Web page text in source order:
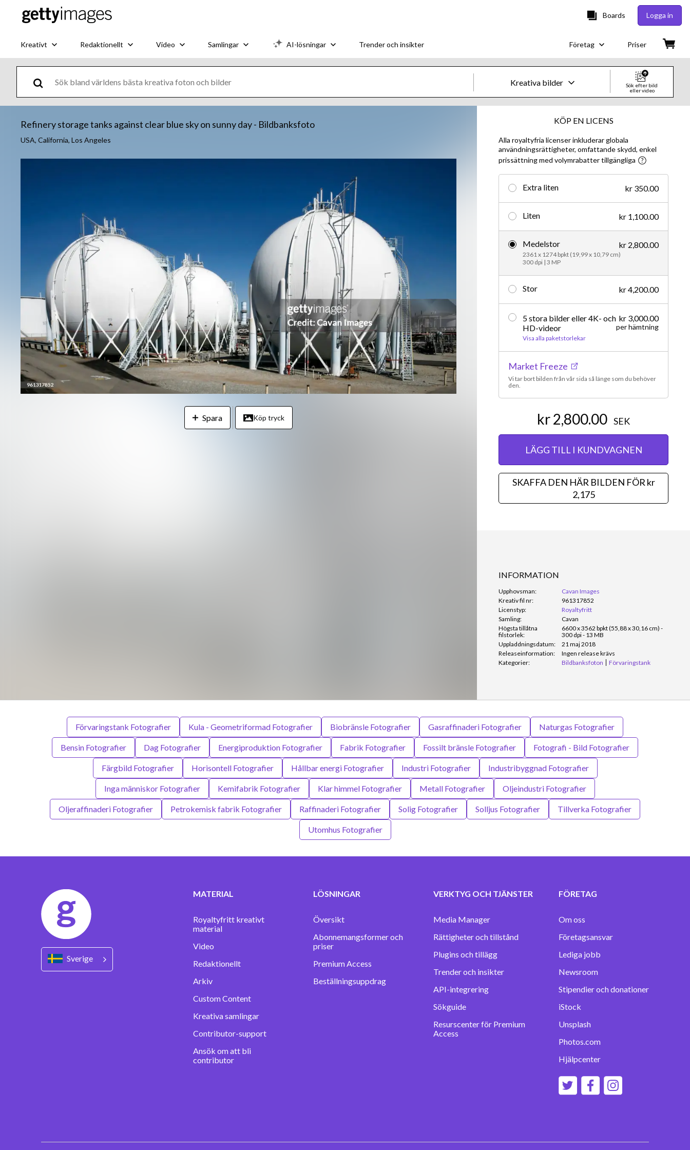
Boards Logga in
Kreativt Redaktionellt Video Samlingar AI-lösningar Trender och insikter Företag Priser
Kreativa bilder
Kreativa bilder och videor
Bilder
Kreativt
Redaktionellt
Sök efter bild
eller video
Refinery storage tanks against clear blue sky on sunny day - Bildbanksfoto
USA, California, Los Angeles
Spara Köp tryck
KÖP EN LICENS
Alla royaltyfria licenser inkluderar globala
användningsrättigheter, omfattande skydd, enkel
prissättning med volymrabatter tillgängliga
Extra liten kr 350.00
Liten kr 1,100.00
Medelstor
2361 x 1274 bpkt (19,99 x 10,79 cm)
300 dpi | 3 MP
kr 2,800.00
Stor kr 4,200.00
5 stora bilder eller 4K- och
HD-videor
Visa alla paketstorlekar
kr 3,000.00
per hämtning
Market Freeze
Vi tar bort bilden från vår sida så länge som du behöver
den.
kr 2,800.00 SEK
LÄGG TILL I KUNDVAGNEN
SKAFFA DEN HÄR BILDEN FÖR kr
2,175
INFORMATION
Upphovsman:
Cavan Images
Kreativ fil nr:
961317852
Licenstyp:
Royaltyfritt
Samling:
Cavan
Högsta tillåtna
filstorlek:
6600 x 3562 bpkt (55,88 x 30,16 cm) -
300 dpi - 13 MB
Uppladdningsdatum:
21 maj 2018
Releaseinformation:
Ingen release krävs
Kategorier:
Bildbanksfoton Förvaringstank
Förvaringstank Fotografier Kula - Geometriformad Fotografier Biobränsle Fotografier Gasraffinaderi Fotografier Naturgas Fotografier
Bensin Fotografier Dag Fotografier Energiproduktion Fotografier Fabrik Fotografier Fossilt bränsle Fotografier Fotografi - Bild Fotografier
Färgbild Fotografier Horisontell Fotografier Hållbar energi Fotografier Industri Fotografier Industribyggnad Fotografier
Inga människor Fotografier Kemifabrik Fotografier Klar himmel Fotografier Metall Fotografier Oljeindustri Fotografier
Oljeraffinaderi Fotografier Petrokemisk fabrik Fotografier Raffinaderi Fotografier Solig Fotografier Solljus Fotografier Tillverka Fotografier
Utomhus Fotografier
Sverige
MATERIAL
Royaltyfritt kreativt
material
Video
Redaktionellt
Arkiv
Custom Content
Kreativa samlingar
Contributor-support
Ansök om att bli
contributor
LÖSNINGAR
Översikt
Abonnemangsformer och
priser
Premium Access
Beställningsuppdrag
VERKTYG OCH TJÄNSTER
Media Manager
Rättigheter och tillstånd
Trender och insikter
API-integrering
Sökguide
Resurscenter för Premium
Access
FÖRETAG
Om oss
Företagsansvar
Lediga jobb
Newsroom
Stipendier och donationer
iStock
Unsplash
Photos.com
Hjälpcenter